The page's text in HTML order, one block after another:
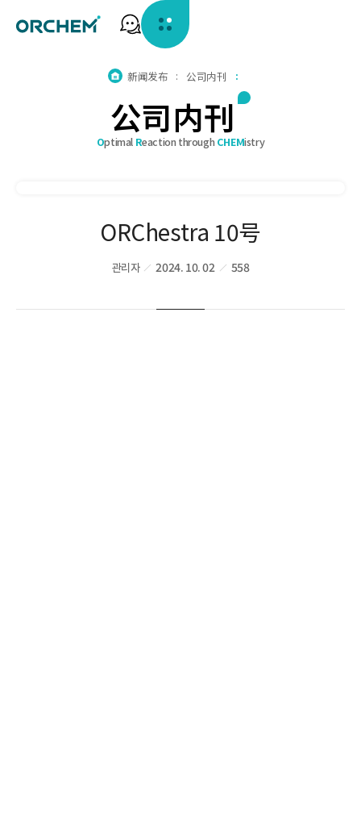
公司内刊
Optimal Reaction through CHEMistry
홈
로
가
기
新闻发布 公司内刊
ORChestra 10号
관리자 2024. 10. 02 558